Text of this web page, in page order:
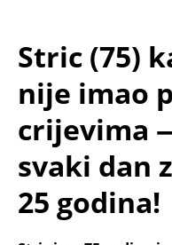
Stric (75)
nije imao
crijevima
svaki dan
25 godina!